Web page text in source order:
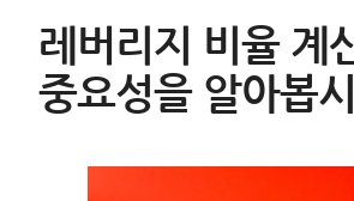
레버리지 비율 계
중요성을 알아봅